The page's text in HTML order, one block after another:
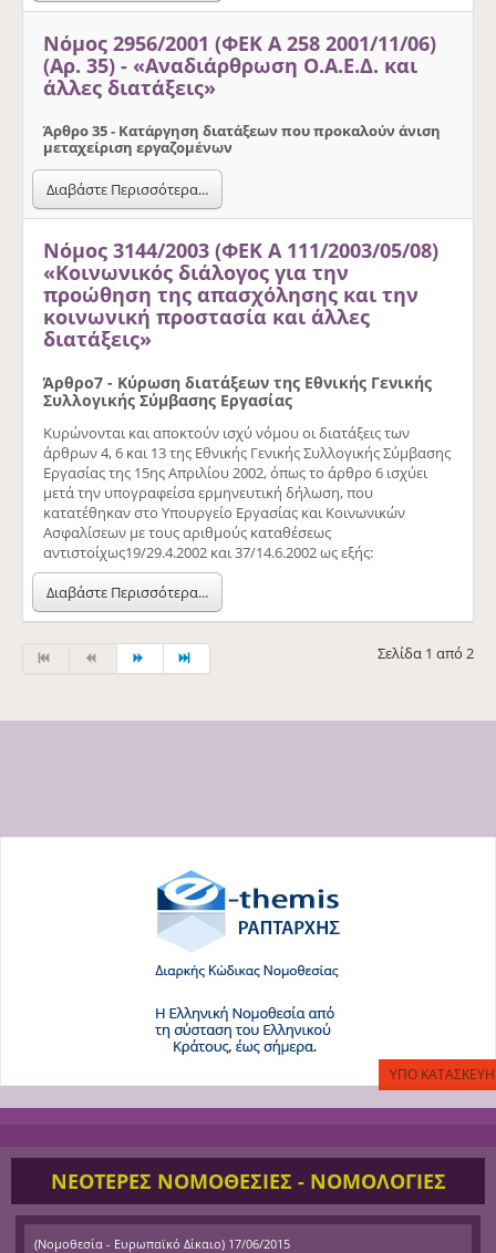
Νόμος 2956/2001 (ΦΕΚ Α 258 2001/11/06)
(Αρ. 35) - «Αναδιάρθρωση Ο.Α.Ε.Δ. και
άλλες διατάξεις»
Άρθρο 35 - Κατάργηση διατάξεων που προκαλούν άνιση
μεταχείριση εργαζομένων
Διαβάστε Περισσότερα...
Νόμος 3144/2003 (ΦΕΚ Α 111/2003/05/08)
«Κοινωνικός διάλογος για την
προώθηση της απασχόλησης και την
κοινωνική προστασία και άλλες
διατάξεις»
Άρθρο7 - Κύρωση διατάξεων της Εθνικής Γενικής
Συλλογικής Σύμβασης Εργασίας
Κυρώνονται και αποκτούν ισχύ νόμου οι διατάξεις των
άρθρων 4, 6 και 13 της Εθνικής Γενικής Συλλογικής Σύμβασης
Εργασίας της 15ης Απριλίου 2002, όπως το άρθρο 6 ισχύει
μετά την υπογραφείσα ερμηνευτική δήλωση, που
κατατέθηκαν στο Υπουργείο Εργασίας και Κοινωνικών
Ασφαλίσεων με τους αριθμούς καταθέσεως
αντιστοίχως19/29.4.2002 και 37/14.6.2002 ως εξής:
Διαβάστε Περισσότερα...
Σελίδα 1 από 2
ΝΕΟΤΕΡΕΣ ΝΟΜΟΘΕΣΙΕΣ - ΝΟΜΟΛΟΓΙΕΣ
(Νομοθεσία - Ευρωπαϊκό Δίκαιο) 17/06/2015